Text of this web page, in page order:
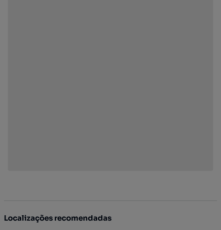
Localizações recomendadas